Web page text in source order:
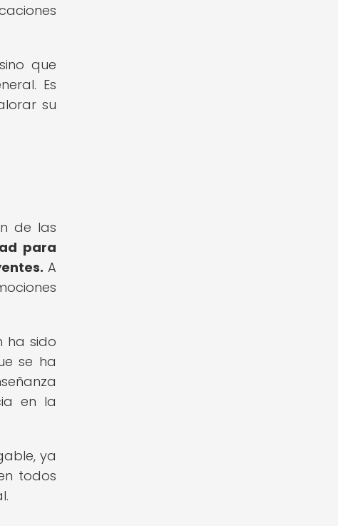
que
Es
su
de las
para
A
ha sido
se ha
en la
ya
todos